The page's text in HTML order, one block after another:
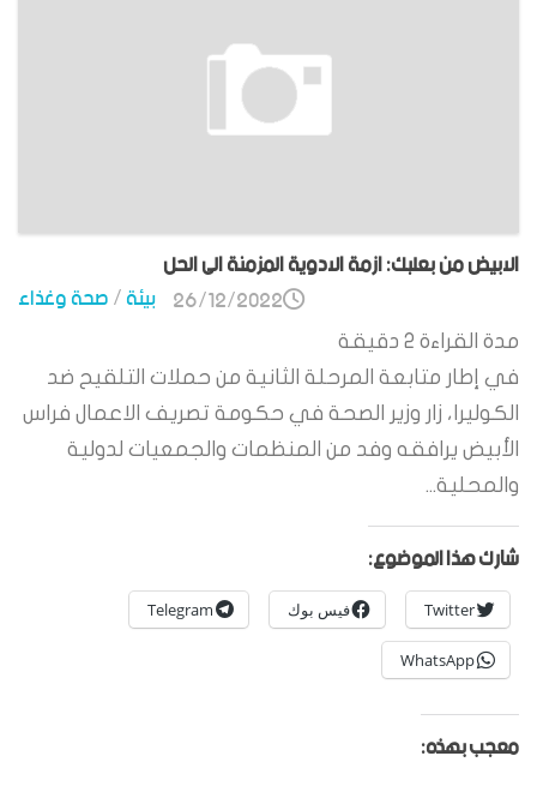
الابيض من بعلبك: ازمة الادوية المزمنة الى الحل
بيئة/صحة وغذاء 26/12/2022
مدة القراءة 2 دقيقة
في إطار متابعة المرحلة الثانية من حملات التلقيح ضد
الكوليرا، زار وزير الصحة في حكومة تصريف الاعمال فراس
الأبيض يرافقه وفد من المنظمات والجمعيات لدولية
والمحلية...
شارك هذا الموضوع:
Twitter فيس بوك Telegram
WhatsApp
معجب بهذه: